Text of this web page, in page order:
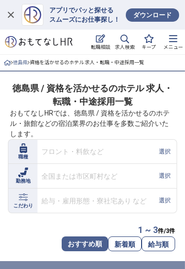
アプリでパッと探せる
スムーズにお仕事探し！
ダウンロード
転職相談 求人検索 キープ メニュー
ログイン
求人・施設を探す
就職・転職 合同説明会
おもてなしHRについて
ご利用の流れ
よくある質問
ホテル・宿泊業界情報コラム
転職サポートに申し込む
採用をお考えの企業様へ
徳島県 資格を活かせるのホテル 求人・転職・中途採用一覧
徳島県 / 資格を活かせるのホテル 求人・
転職・中途採用一覧
おもてなしHRでは、徳島県 / 資格を活かせるのホテ
ル・旅館などの宿泊業界のお仕事を多数ご紹介いた
します。
職種
フロント・料飲など 選択
勤務地
全国または市区町村など 選択
こだわり
給与・雇用形態・寮社宅あり など 選択
1 ~ 3件/3件
おすすめ順 新着順 給与順